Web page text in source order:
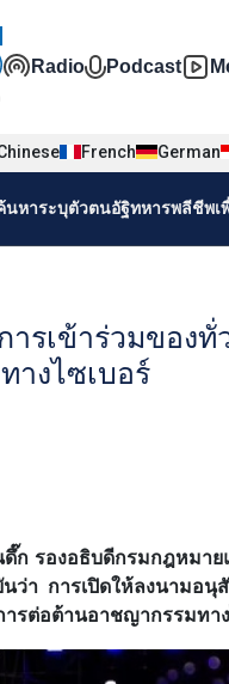
Đa phương
Radio Podcast
French German
Thái
นหาระบุตัวตนอัฐิทหารพลีชีพเ
ารเข้าร่วมขอ
างไซเบอร์
ดึ๊ก รองอธิบดีกรมกฎหม
ว่า การเปิดให้ลงนามอ
ารต่อต้านอาชญากรรมทา